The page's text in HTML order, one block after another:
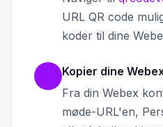
URL QR code
koder til dine
Kopier dine
Fra din Webex
møde-URL'en,